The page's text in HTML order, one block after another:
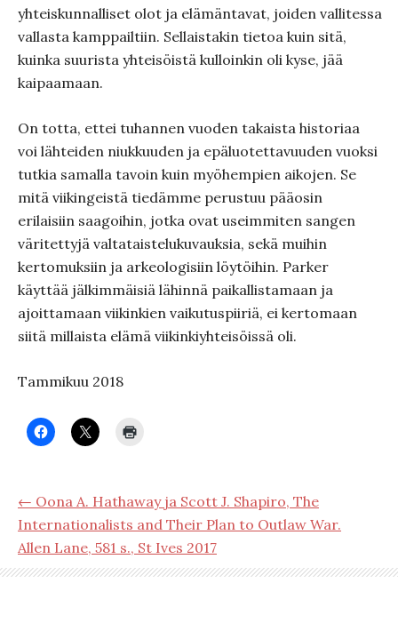
yhteiskunnalliset olot ja elämäntavat, joiden vallitessa
vallasta kamppailtiin. Sellaistakin tietoa kuin sitä,
kuinka suurista yhteisöistä kulloinkin oli kyse, jää
kaipaamaan.
On totta, ettei tuhannen vuoden takaista historiaa
voi lähteiden niukkuuden ja epäluotettavuuden vuoksi
tutkia samalla tavoin kuin myöhempien aikojen. Se
mitä viikingeistä tiedämme perustuu pääosin
erilaisiin saagoihin, jotka ovat useimmiten sangen
väritettyjä valtataistelukuvauksia, sekä muihin
kertomuksiin ja arkeologisiin löytöihin. Parker
käyttää jälkimmäisiä lähinnä paikallistamaan ja
ajoittamaan viikinkien vaikutuspiiriä, ei kertomaan
siitä millaista elämä viikinkiyhteisöissä oli.
Tammikuu 2018
← Oona A. Hathaway ja Scott J. Shapiro, The
Internationalists and Their Plan to Outlaw War.
Allen Lane, 581 s., St Ives 2017